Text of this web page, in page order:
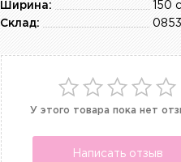
150
Ширина:
Склад:
У этого товара пока нет
Написать отзыв